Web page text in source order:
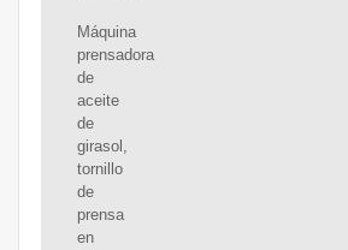
Máquina
prensadora
de
aceite
de
girasol,
tornillo
de
prensa
en